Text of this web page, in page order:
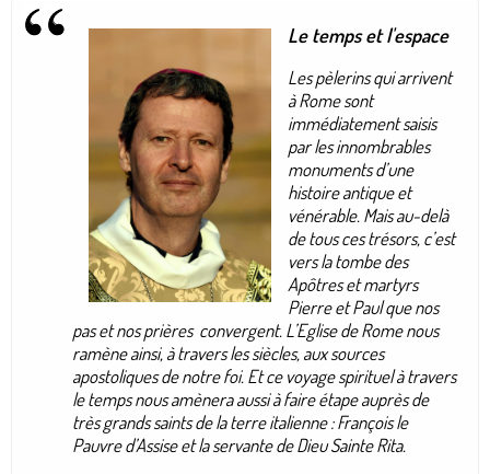
Le temps et l'espace
Les pèlerins qui arrivent
à Rome sont
immédiatement saisis
par les innombrables
monuments d’une
histoire antique et
vénérable. Mais au-delà
de tous ces trésors, c’est
vers la tombe des
Apôtres et martyrs
Pierre et Paul que nos
pas et nos prières convergent. L’Eglise de Rome nous
ramène ainsi, à travers les siècles, aux sources
apostoliques de notre foi. Et ce voyage spirituel à travers
le temps nous amènera aussi à faire étape auprès de
très grands saints de la terre italienne : François le
Pauvre d’Assise et la servante de Dieu Sainte Rita.